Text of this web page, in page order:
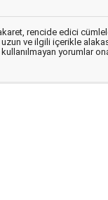
rencide edici
ve ilgili içerikle
yorumlar